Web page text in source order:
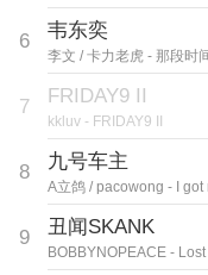
6 韦东奕
李文 / 卡力老虎 - 那段时
7 FRIDAY9 II
kkluv - FRIDAY9 II
8 九号车主
A立鸽 / pacowong - I got
9 丑闻SKANK
BOBBYNOPEACE -